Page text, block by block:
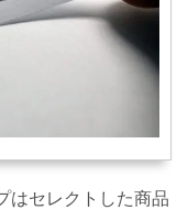
はセレクトした商品